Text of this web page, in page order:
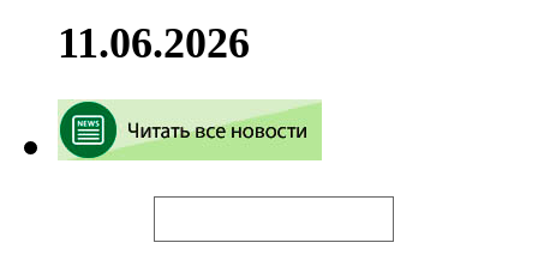
11.06.2026